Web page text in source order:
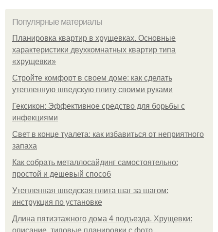
Популярные материалы
Планировка квартир в хрущевках. Основные
характеристики двухкомнатных квартир типа
«хрущевки»
Стройте комфорт в своем доме: как сделать
утепленную шведскую плиту своими руками
Гексикон: Эффективное средство для борьбы с
инфекциями
Свет в конце туалета: как избавиться от неприятного
запаха
Как собрать металлосайдинг самостоятельно:
простой и дешевый способ
Утепленная шведская плита шаг за шагом:
инструкция по установке
Длина пятиэтажного дома 4 подъезда. Хрущевки:
описание, типовые планировки с фото